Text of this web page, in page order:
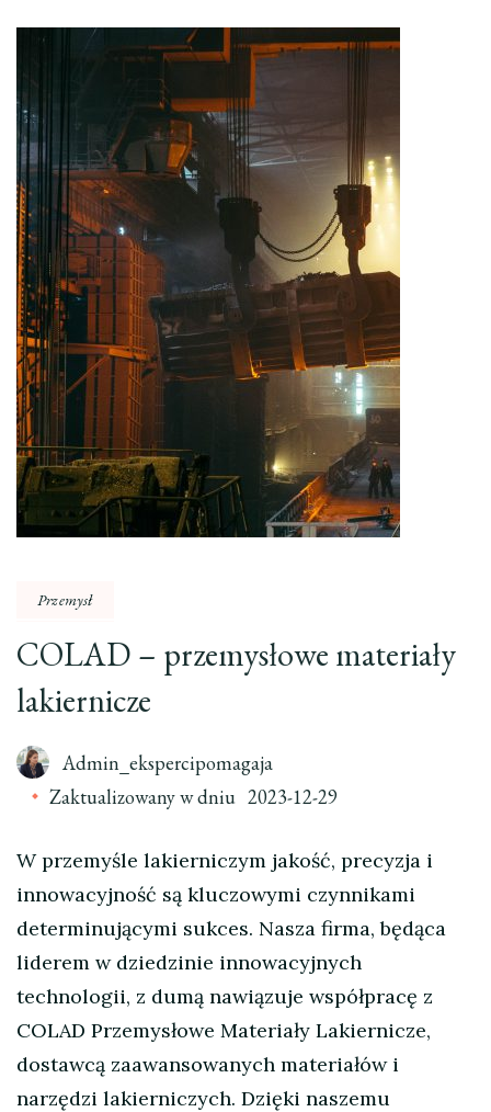
Przemysł
COLAD – przemysłowe materiały
lakiernicze
Admin_ekspercipomagaja
Zaktualizowany w dniu 2023-12-29
W przemyśle lakierniczym jakość, precyzja i
innowacyjność są kluczowymi czynnikami
determinującymi sukces. Nasza firma, będąca
liderem w dziedzinie innowacyjnych
technologii, z dumą nawiązuje współpracę z
COLAD Przemysłowe Materiały Lakiernicze,
dostawcą zaawansowanych materiałów i
narzędzi lakierniczych. Dzięki naszemu